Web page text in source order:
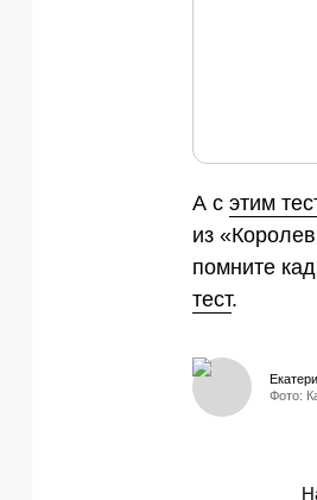
А с этим
из
помните
тест.
Фото: